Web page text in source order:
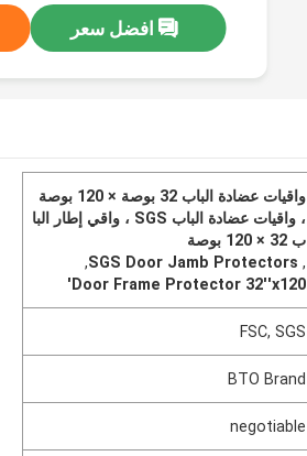
افضل سعر
واقيات عضادة الباب 32 بوصة × 120 بوصة
، واقيات عضادة الباب SGS ، واقي إطار البا
ب 32 × 120 بوصة
,
SGS Door Jamb Protectors
,
Door Frame Protector 32''x120'
FSC, SGS
BTO Brand
negotiable